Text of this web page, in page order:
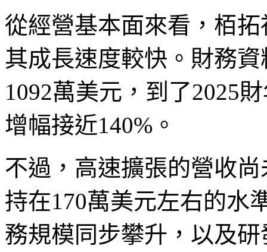
從經營基本面來看，栢
其成長速度較快。財務
1092萬美元，到了2025
增幅接近140%。
不過，高速擴張的營收
持在170萬美元左右的水
務規模同步攀升，以及